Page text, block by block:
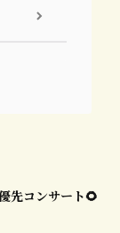
先コンサート🌻